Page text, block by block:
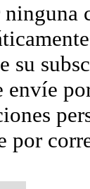
su
envíe
por